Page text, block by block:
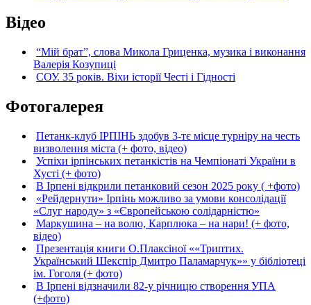
Відео
“Мій брат”, слова Микола Гриценка, музика і виконання
Валерія Козупиці
СОУ. 35 років. Віхи історії Честі і Гідності
Фотогалерея
Петанк-клуб ІРПІНЬ здобув 3-тє місце турніру на честь
визволення міста (+ фото, відео)
Успіхи ірпінських петанкістів на Чемпіонаті України в
Хусті (+ фото)
В Ірпені відкрили петанковий сезон 2025 року ( +фото)
«Рейдернути» Ірпінь можливо за умови консолідації
«Слуг народу» з «Європейською солідарністю»
Маркушина – на волю, Карплюка – на нари! (+ фото,
відео)
Презентація книги О.Плаксіної ««Триптих.
Український Шекспір Дмитро Паламарчук»» у бібліотеці
ім. Гоголя (+ фото)
В Ірпені відзначили 82-у річницю створення УПА
(+фото)